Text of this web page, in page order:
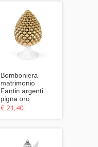
Bomboniera
matrimonio
Fantin argenti
pigna oro
€ 21,40